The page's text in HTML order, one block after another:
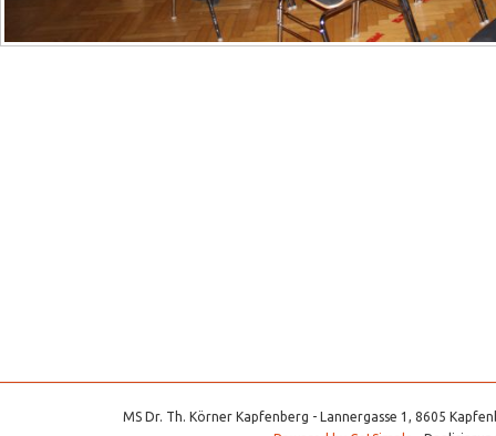
MS Dr. Th. Körner Kapfenberg - Lannergasse 1, 8605